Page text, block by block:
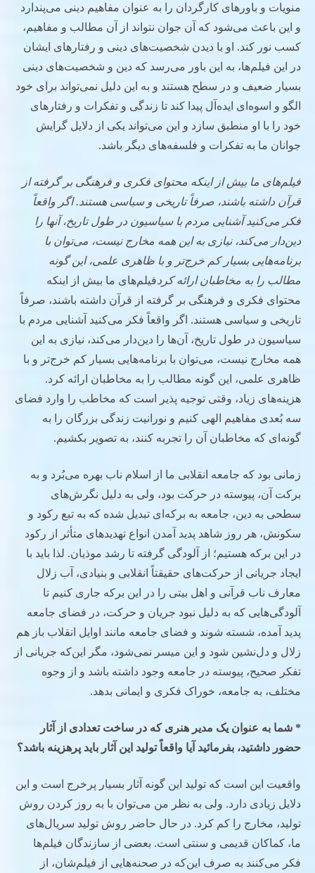
منویات و باورهای کارگردان را به عنوان مفاهیم دینی می‌پندارد
و این باعث می‌شود که آن جوان نتواند از آن مطالب و مفاهیم،
کسب نور کند. او با دیدن شخصیت‌های دینی و رفتارهای ایشان
در این فیلم‌ها، به این باور می‌رسد که دین و شخصیت‌های دینی
بسیار ضعیف و در سطح هستند و به این دلیل نمی‌تواند برای خود
الگو و اسوه‌ای ایده‌آل پیدا کند تا زندگی و تفکرات و رفتارهای
خود را با او منطبق سازد و این می‌تواند یکی از دلایل گرایش
جوانان ما به تفکرات و فلسفه‌های دیگر باشد.
فیلم‌های ما بیش از اینکه محتوای فکری و فرهنگی بر گرفته از
قرآن داشته باشند، صرفاً تاریخی و سیاسی هستند. اگر واقعاً
فکر می‌کنید آشنایی مردم با سیاسیون در طول تاریخ، آنها را
دین‌دار می‌کند، نیازی به این همه مخارج نیست، می‌توان با
برنامه‌هایی بسیار کم خرج‌تر و با ظاهری علمی، این گونه
مطالب را به مخاطبان ارائه کردفیلم‌های ما بیش از اینکه
محتوای فکری و فرهنگی بر گرفته از قرآن داشته باشند، صرفاً
تاریخی و سیاسی هستند. اگر واقعاً فکر می‌کنید آشنایی مردم با
سیاسیون در طول تاریخ، آن‌ها را دین‌دار می‌کند، نیازی به این
همه مخارج نیست، می‌توان با برنامه‌هایی بسیار کم خرج‌تر و با
ظاهری علمی، این گونه مطالب را به مخاطبان ارائه کرد.
هزینه‌های زیاد، وقتی توجیه پذیر است که مخاطب را وارد فضای
سه بُعدی مفاهیم الهی کنیم و نورانیت زندگی بزرگان را به
گونه‌ای که مخاطبان آن را تجربه کنند، به تصویر بکشیم.
زمانی بود که جامعه انقلابی ما از اسلام ناب بهره می‌بُرد و به
برکت آن، پیوسته در حرکت بود، ولی به دلیل نگرش‌های
سطحی به دین، جامعه به برکه‌ای تبدیل شده که به تبع رکود و
سکونش، هر روز شاهد پدید آمدن انواع تهدیدهای متأثر از رکود
در این برکه هستیم؛ از آلودگی گرفته تا رشد موذیان. لذا باید با
ایجاد جریانی از حرکت‌های حقیقتاً انقلابی و بنیادی، آب زلال
معارف ناب قرآنی و اهل بیتی را در این برکه جاری کنیم تا
آلودگی‌هایی که به دلیل نبود جریان و حرکت، در فضای جامعه
پدید آمده، شسته شوند و فضای جامعه مانند اوایل انقلاب باز هم
زلال و دل‌نشین شود و این میسر نمی‌شود، مگر این‌که جریانی از
تفکر صحیح، پیوسته در جامعه وجود داشته باشد و از وجوه
مختلف، به جامعه، خوراک فکری و ایمانی بدهد.
* شما به عنوان یک مدیر هنری که در ساخت تعدادی از آثار
حضور داشتید، بفرمائید آیا واقعاً تولید این آثار باید پرهزینه باشد؟
واقعیت این است که تولید این گونه آثار بسیار پرخرج است و این
دلایل زیادی دارد. ولی به نظر من می‌توان با به روز کردن روش
تولید، مخارج را کم کرد. در حال حاضر روش تولید سریال‌های
ما، کماکان قدیمی و سنتی است. بعضی از سازندگان فیلم‌ها
فکر می‌کنند به صرف این‌که در صحنه‌هایی از فیلم‌شان، از